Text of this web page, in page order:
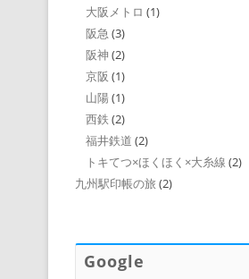
大阪メトロ (1)
阪急 (3)
阪神 (2)
京阪 (1)
山陽 (1)
西鉄 (2)
福井鉄道 (2)
トキてつ×ほくほく×大糸線 (2)
九州駅印帳の旅 (2)
Google